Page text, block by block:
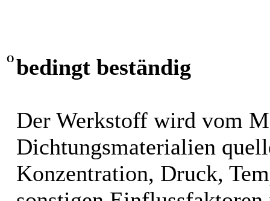
O bedingt beständig
Der Werkstoff wird vom
Dichtungsmaterialien
Konzentration, Druck,